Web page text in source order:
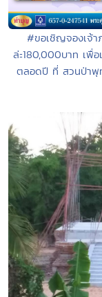
#ขอเชิญจองเจ้า
ล่ะ180,000บาท เพื่
ตลอดปี ที่ สวนป่าพุ